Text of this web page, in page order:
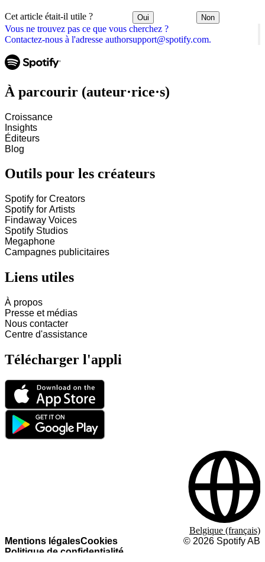
Vous ne trouvez pas ce que vous cherchez ?
Contactez-nous à l'adresse authorsupport@spotify.com.
Cet article était-il utile ? Oui Non
À parcourir (auteur·rice·s)
Croissance
Insights
Éditeurs
Blog
Outils pour les créateurs
Spotify for Creators
Spotify for Artists
Findaway Voices
Spotify Studios
Megaphone
Campagnes publicitaires
Liens utiles
À propos
Presse et médias
Nous contacter
Centre d'assistance
Télécharger l'appli
Mentions légalesCookies
Politique de confidentialité
© 2026 Spotify AB
Belgique (français)